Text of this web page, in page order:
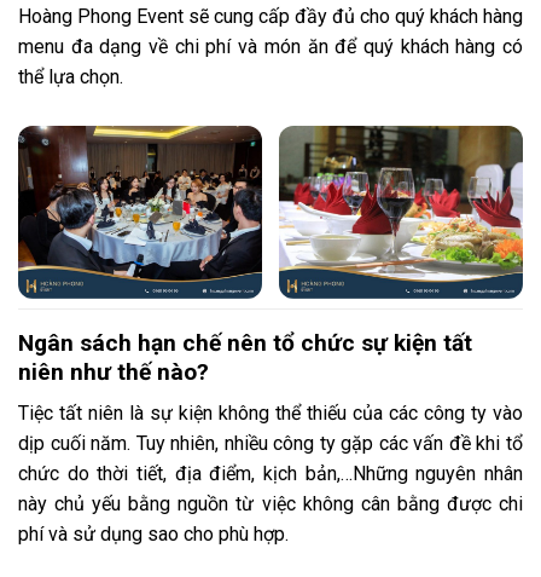
Hoàng Phong Event sẽ cung cấp đầy đủ cho quý khách hàng
menu đa dạng về chi phí và món ăn để quý khách hàng có
thể lựa chọn.
Ngân sách hạn chế nên tổ chức sự kiện tất
niên như thế nào?
Tiệc tất niên là sự kiện không thể thiếu của các công ty vào
dịp cuối năm. Tuy nhiên, nhiều công ty gặp các vấn đề khi tổ
chức do thời tiết, địa điểm, kịch bản,…Những nguyên nhân
này chủ yếu bằng nguồn từ việc không cân bằng được chi
phí và sử dụng sao cho phù hợp.